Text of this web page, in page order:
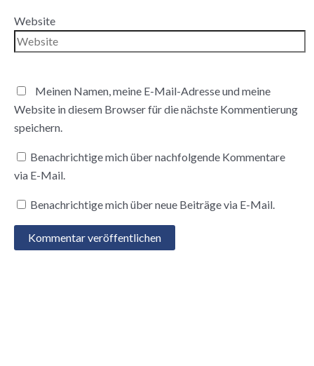
Website
Meinen Namen, meine E-Mail-Adresse und meine
Website in diesem Browser für die nächste Kommentierung
speichern.
Benachrichtige mich über nachfolgende Kommentare
via E-Mail.
Benachrichtige mich über neue Beiträge via E-Mail.